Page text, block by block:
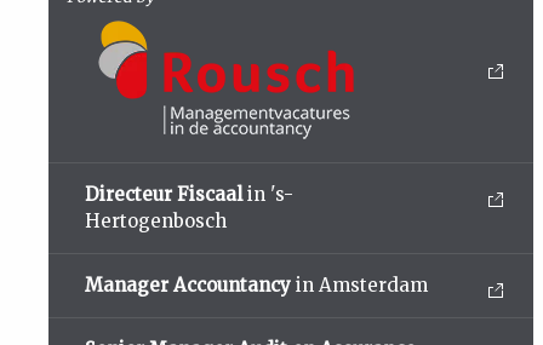
Directeur Fiscaalin 's-
Hertogenbosch
Manager Accountancy in Amsterdam